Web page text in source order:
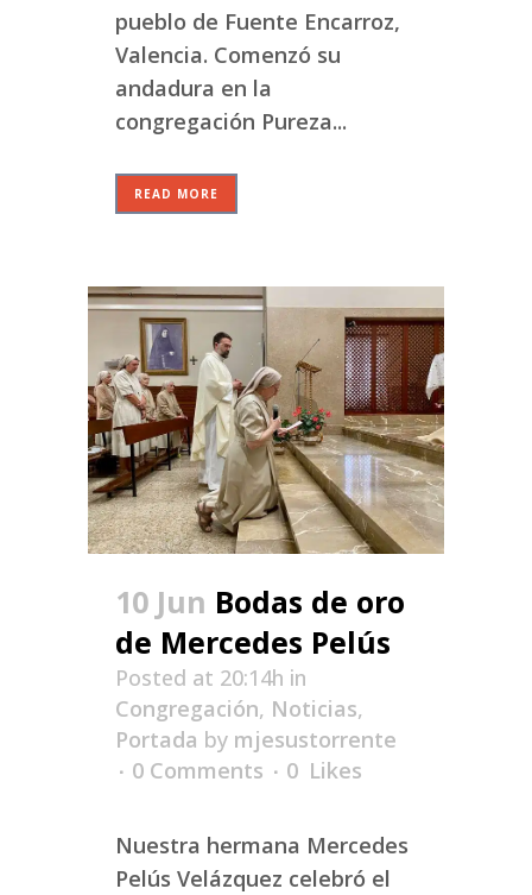
pueblo de Fuente Encarroz,
Valencia. Comenzó su
andadura en la
congregación Pureza...
READ MORE
10 Jun Bodas de oro
de Mercedes Pelús
Posted at 20:14h in
Congregación, Noticias,
Portada by mjesustorrente
0 Comments
0 Likes
Nuestra hermana Mercedes
Pelús Velázquez celebró el